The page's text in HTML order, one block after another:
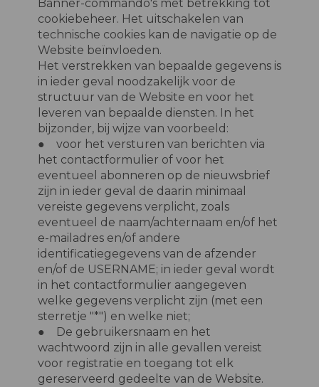
Banner-commando's met betrekking tot
cookiebeheer. Het uitschakelen van
technische cookies kan de navigatie op de
Website beïnvloeden.
Het verstrekken van bepaalde gegevens is
in ieder geval noodzakelijk voor de
structuur van de Website en voor het
leveren van bepaalde diensten. In het
bijzonder, bij wijze van voorbeeld:
● voor het versturen van berichten via
het contactformulier of voor het
eventueel abonneren op de nieuwsbrief
zijn in ieder geval de daarin minimaal
vereiste gegevens verplicht, zoals
eventueel de naam/achternaam en/of het
e-mailadres en/of andere
identificatiegegevens van de afzender
en/of de USERNAME; in ieder geval wordt
in het contactformulier aangegeven
welke gegevens verplicht zijn (met een
sterretje "*") en welke niet;
● De gebruikersnaam en het
wachtwoord zijn in alle gevallen vereist
voor registratie en toegang tot elk
gereserveerd gedeelte van de Website.